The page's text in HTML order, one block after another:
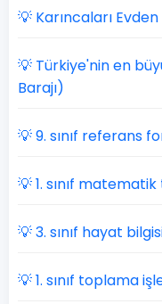
💡 Karıncaları
💡 Türkiye'nin en
Barajı)
💡 9. sınıf referans
💡 1. sınıf
💡 3. sınıf hayat
💡 1. sınıf toplama